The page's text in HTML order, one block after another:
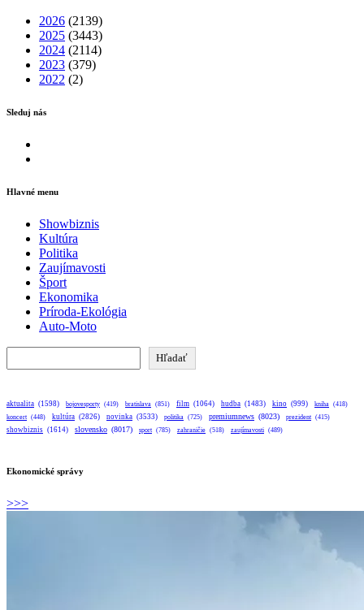
2026 (2139)
2025 (3443)
2024 (2114)
2023 (379)
2022 (2)
Sleduj nás
Hlavné menu
Showbiznis
Kultúra
Politika
Zaujímavosti
Šport
Ekonomika
Príroda-Ekológia
Auto-Moto
Hľadať
aktualita (1598) bojovesporty (419) bratislava (851) film (1064) hudba (1483) kino (999) kniha (418)
koncert (448) kultúra (2826) novinka (3533) politika (725) premiumnews (8023) prezident (415)
showbiznis (1614) slovensko (8017) sport (785) zahraničie (518) zaujímavosti (489)
Ekonomické správy
>>>